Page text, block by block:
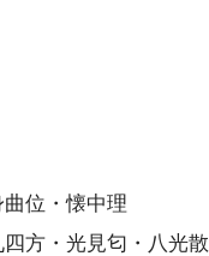
位・懐中理
方・光見匂・八光散